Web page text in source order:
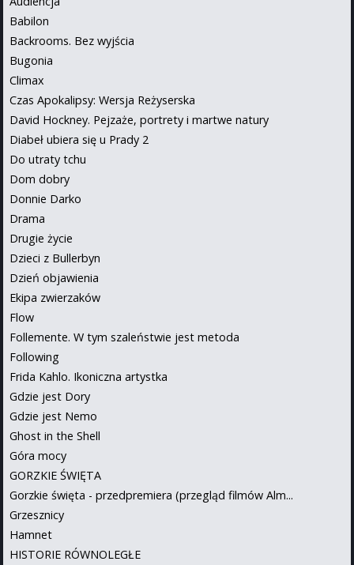
Babilon
Backrooms. Bez wyjścia
Bugonia
Climax
Czas Apokalipsy: Wersja Reżyserska
David Hockney. Pejzaże, portrety i martwe natury
Diabeł ubiera się u Prady 2
Do utraty tchu
Dom dobry
Donnie Darko
Drama
Drugie życie
Dzieci z Bullerbyn
Dzień objawienia
Ekipa zwierzaków
Flow
Follemente. W tym szaleństwie jest metoda
Following
Frida Kahlo. Ikoniczna artystka
Gdzie jest Dory
Gdzie jest Nemo
Ghost in the Shell
Góra mocy
GORZKIE ŚWIĘTA
Gorzkie święta - przedpremiera (przegląd filmów Alm...
Grzesznicy
Hamnet
HISTORIE RÓWNOLEGŁE